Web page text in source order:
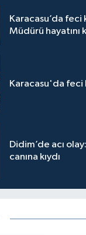
Karacasu’da feci
Müdürü hayatını
Karacasu'da feci
Didim’de acı
canına kıydı